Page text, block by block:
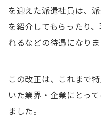
を迎えた派遣社員は、
を紹介してもらったり
れるなどの待遇になりま
この改正は、これまで
いた業界・企業にとっ
ました。